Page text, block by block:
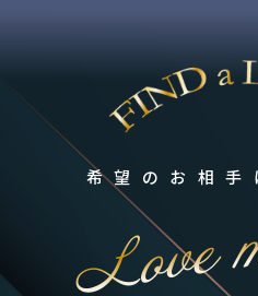
希望のお相手